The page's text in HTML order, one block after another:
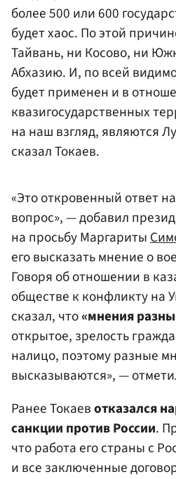
более 500 или 600
будет хаос. По этой
Тайвань, ни Косово, ни
Абхазию. И, по всей
будет применен и в
квазигосударственных
на наш взгляд, являются
сказал Токаев.
«Это откровенный ответ
вопрос», — добавил
на просьбу Маргариты
его высказать мнение о
Говоря об отношении в
обществе к конфликту на
сказал, что«мнения
открытое, зрелость
налицо, поэтому разные
высказываются», —
Ранее Токаевотказался
санкции против России.
что работа его страны с
и все заключенные